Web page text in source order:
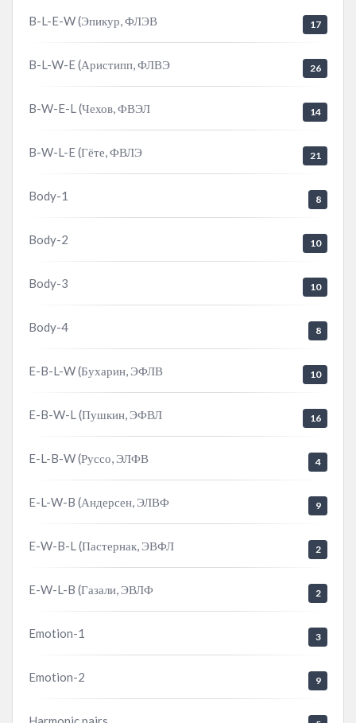
B-L-E-W (Эпикур, ФЛЭВ 17
B-L-W-E (Аристипп, ФЛВЭ 26
B-W-E-L (Чехов, ФВЭЛ 14
B-W-L-E (Гёте, ФВЛЭ 21
Body-1 8
Body-2 10
Body-3 10
Body-4 8
E-B-L-W (Бухарин, ЭФЛВ 10
E-B-W-L (Пушкин, ЭФВЛ 16
E-L-B-W (Руссо, ЭЛФВ 4
E-L-W-B (Андерсен, ЭЛВФ 9
E-W-B-L (Пастернак, ЭВФЛ 2
E-W-L-B (Газали, ЭВЛФ 2
Emotion-1 3
Emotion-2 9